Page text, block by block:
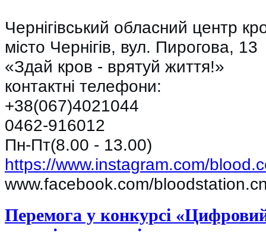
Чернігівський обласний центр
місто Чернігів, вул. Пирогова, 13
«Здай кров - врятуй життя!»
контактні телефони:
+38(067)4021044
0462-916012
Пн-Пт(8.00 - 13.00)
https://www.instagram.com/
www.facebook.com/
Перемога у конкурсі